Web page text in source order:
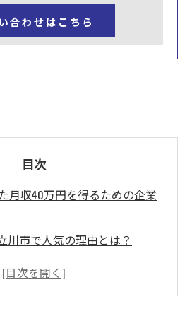
合わせはこちら
目次
月収40万円を得るための企業
川市で人気の理由とは？
することで得られる収入の安